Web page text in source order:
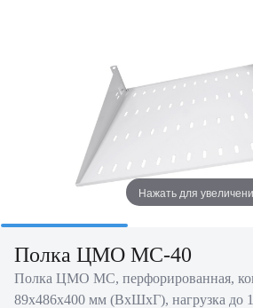
Нажать для
Полка ЦМО МС-40
Полка ЦМО МС, перфорированная,
89х486х400 мм (ВхШхГ), нагрузка до